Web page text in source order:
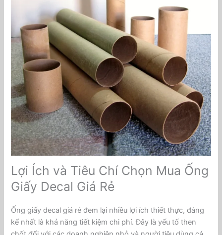
Lợi Ích và Tiêu Chí Chọn Mua Ống
Giấy Decal Giá Rẻ
Ống giấy decal giá rẻ đem lại nhiều lợi ích thiết thực, đáng
kể nhất là khả năng tiết kiệm chi phí. Đây là yếu tố then